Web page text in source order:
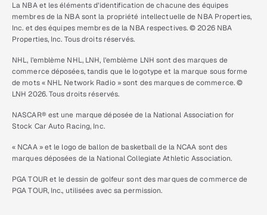
La NBA et les éléments d’identification de chacune des équipes
membres de la NBA sont la propriété intellectuelle de NBA Properties,
Inc. et des équipes membres de la NBA respectives. © 2026 NBA
Properties, Inc. Tous droits réservés.
NHL, l’emblème NHL, LNH, l’emblème LNH sont des marques de
commerce déposées, tandis que le logotype et la marque sous forme
de mots « NHL Network Radio » sont des marques de commerce. ©
LNH 2026. Tous droits réservés.
NASCAR® est une marque déposée de la National Association for
Stock Car Auto Racing, Inc.
« NCAA » et le logo de ballon de basketball de la NCAA sont des
marques déposées de la National Collegiate Athletic Association.
PGA TOUR et le dessin de golfeur sont des marques de commerce de
PGA TOUR, Inc., utilisées avec sa permission.